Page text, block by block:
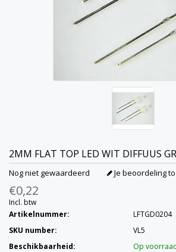
2MM FLAT TOP LED WIT DIFFUUS
Nog niet gewaardeerd Je beoordeling
€0,22
Incl. btw
Artikelnummer:
LFTGD0204
SKU number:
VL5
Beschikbaarheid:
Op